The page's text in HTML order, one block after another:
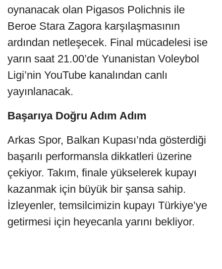
oynanacak olan Pigasos Polichnis ile
Beroe Stara Zagora karşılaşmasının
ardından netleşecek. Final mücadelesi ise
yarın saat 21.00’de Yunanistan Voleybol
Ligi’nin YouTube kanalından canlı
yayınlanacak.
Başarıya Doğru Adım Adım
Arkas Spor, Balkan Kupası’nda gösterdiği
başarılı performansla dikkatleri üzerine
çekiyor. Takım, finale yükselerek kupayı
kazanmak için büyük bir şansa sahip.
İzleyenler, temsilcimizin kupayı Türkiye’ye
getirmesi için heyecanla yarını bekliyor.